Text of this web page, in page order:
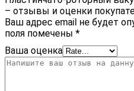
– отзывы и оценки
Ваш адрес email не будет
поля помечены *
Ваша оценка